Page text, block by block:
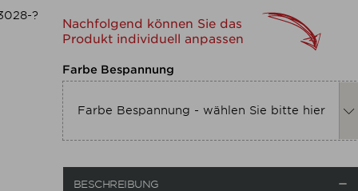
?
Nachfolgend können Sie das
Produkt individuell anpassen
Nachfolgend können Sie
Farbe Bespannung
Farbe Bespannung - wählen Sie bitte hier
BESCHREIBUNG 